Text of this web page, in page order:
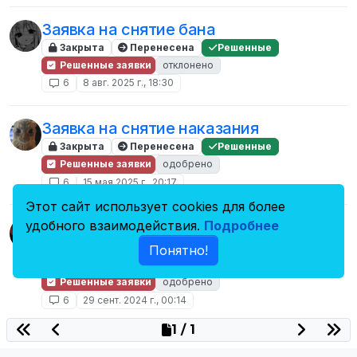
Заявка на снятие бана
Закрыта Перенесена
Решенные
Решенные заявки
отклонено
6
8 авг. 2025 г., 18:30
Заявка на снятие наказания
Закрыта Перенесена
Решенные
Решенные заявки
одобрено
6
15 мая 2025 г., 20:17
Заявка на снятие уже снятой
Перенесена
Решенные
Решенные заявки
одобрено
6
29 сент. 2024 г., 00:14
1 / 1
Этот сайт использует cookies для более
удобного взаимодействия. Подробнее
Понятно!